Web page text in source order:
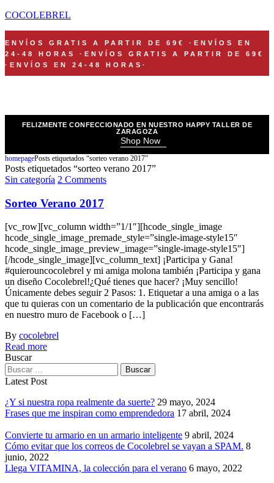
COCOLEBREL
ENVÍOS GRATIS A PARTIR DE 69€ · ENVÍOS EN
24-48 HORAS · ENVÍOS GRATIS A PARTIR DE 69€
· ENVÍOS EN 24-48 HORAS ·
FELIZMENTE CONFECCIONADO EN NUESTRO HAPPY TALLER DE
ZARAGOZA
Shop Now
homepagePosts etiquetados “sorteo verano 2017”
Posts etiquetados “sorteo verano 2017”
Sin categoría 2 Comments
Sorteo Verano 2017
[vc_row][vc_column width=”1/1″][hcode_single_image
hcode_single_image_premade_style=”single-image-style15″
hcode_single_image_preview_image=”single-image-style15″]
[/hcode_single_image][vc_column_text] ¡Participa y Gana!
#quierouncocolebrel y mi amiga molona también ¡Participa y gana
un diseño Cocolebrel!¿Qué tienes que hacer? ¡Muy sencillo!
Únicamente debes seguir 2 Pasos: 1. Etiquetar a una amiga o a las
que tu quieras con un comentario de la publicación que encontrarás
en nuestro muro de Facebook o […]
By cocolebrel
Read more
Buscar
Latest Post
¿Y si nuestra ropa realmente da suerte? 29 mayo, 2024
Frases que me inspiran como emprendedora 17 abril, 2024
Convierte tu armario en un armario inteligente 9 abril, 2024
Cómo evitar que los correos de Cocolebrel se vayan a SPAM. 8
junio, 2022
Llega VITAMINA, la colección para el verano 6 mayo, 2022